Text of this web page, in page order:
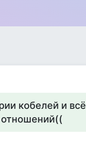
кобелей и
отношений((